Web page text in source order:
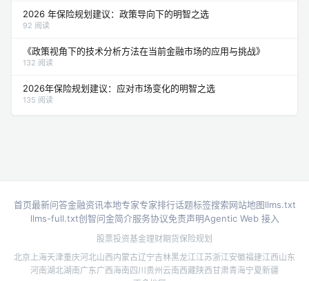
2026 年保险规划建议：政策导向下的明智之选
92 阅读
《政策视角下的技术分析方法在当前金融市场的应用与挑战》
132 阅读
2026年保险规划建议：应对市场变化的明智之选
135 阅读
首页最新问答金融资讯本地专家专家排行话题标签搜索网站地图llms.txt
llms-full.txt创智问金简介服务协议免责声明Agentic Web 接入
股票投资基金理财期货保险规划
北京 上海天津重庆河北山西内蒙古辽宁吉林黑龙江江苏浙江安徽福建江西山东
河南湖北湖南广东广西海南四川贵州云南西藏陕西甘肃青海宁夏新疆